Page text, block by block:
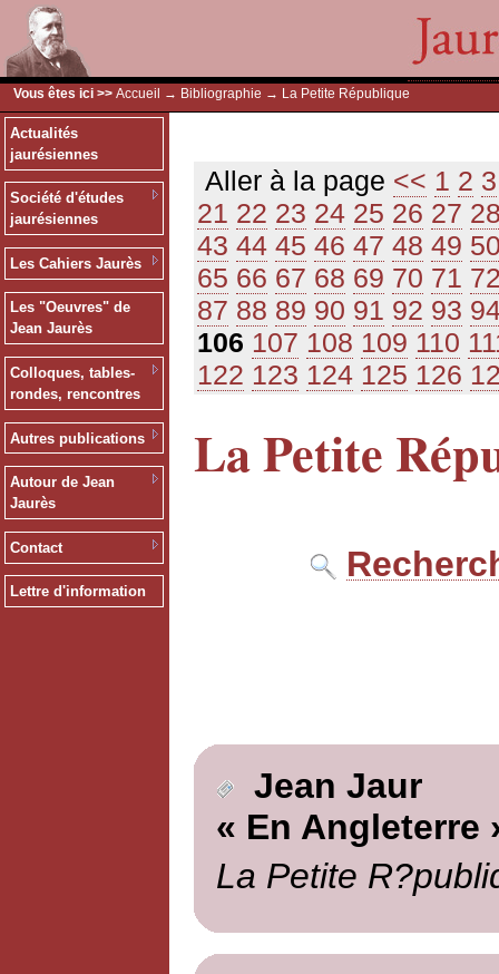
Vous êtes ici >> Accueil → Bibliographie → La Petite République
Actualités
jaurésiennes
Société d'études
jaurésiennes
Les Cahiers Jaurès
Les "Oeuvres" de
Jean Jaurès
Colloques, tables-
rondes, rencontres
Autres publications
Autour de Jean
Jaurès
Contact
Lettre d'information
Aller à la page << 1 2 3
21 22 23 24 25 26 27
43 44 45 46 47 48 49
65 66 67 68 69 70 71
87 88 89 90 91 92 93
106 107 108 109 110
122 123 124 125 126
La Petite
Jean Jaur
« En Angleterre
La Petite